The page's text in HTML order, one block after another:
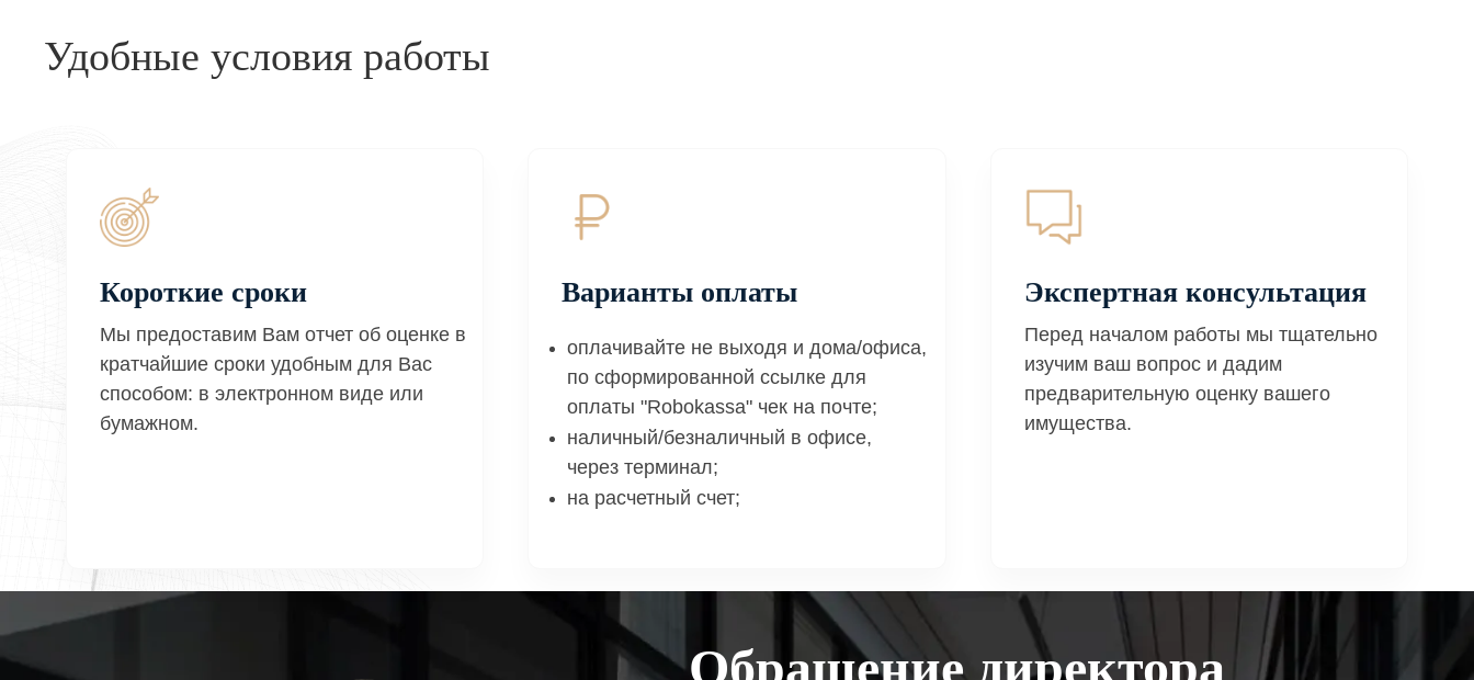
Удобные условия работы
Короткие сроки
Мы предоставим Вам отчет об оценке в
кратчайшие сроки удобным для Вас
способом: в электронном виде или
бумажном.
Варианты оплаты
оплачивайте не выходя и дома/офиса,
по сформированной ссылке для
оплаты "Robokassa" чек на почте;
наличный/безналичный в офисе,
через терминал;
на расчетный счет;
Экспертная консультация
Перед началом работы мы тщательно
изучим ваш вопрос и дадим
предварительную оценку вашего
имущества.
Обращение директора